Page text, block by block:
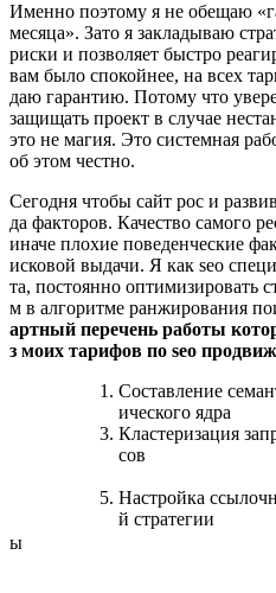
Именно поэтому я не обещаю
месяца». Зато я закладываю
риски и позволяет быстро
вам было спокойнее, на всех
даю гарантию. Потому что
защищать проект в случае
это не магия. Это системная
об этом честно.
Сегодня чтобы сайт рос и
да факторов. Качество самого
иначе плохие поведенческие
исковой выдачи. Я как seo
та, постоянно оптимизировать
м в алгоритме ранжирования
артный перечень работы
з моих тарифов по seo
Составление
ического ядра
Кластеризация
сов
Настройка
й стратегии
ы